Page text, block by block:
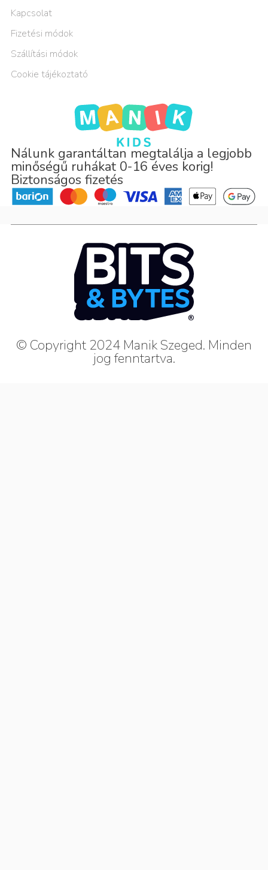
Nálunk garantáltan megtalálja a legjobb
minőségű ruhákat 0-16 éves korig!
Biztonságos fizetés
Kapcsolat
Fizetési módok
Szállítási módok
Cookie tájékoztató
© Copyright 2024 Manik Szeged. Minden
jog fenntartva.